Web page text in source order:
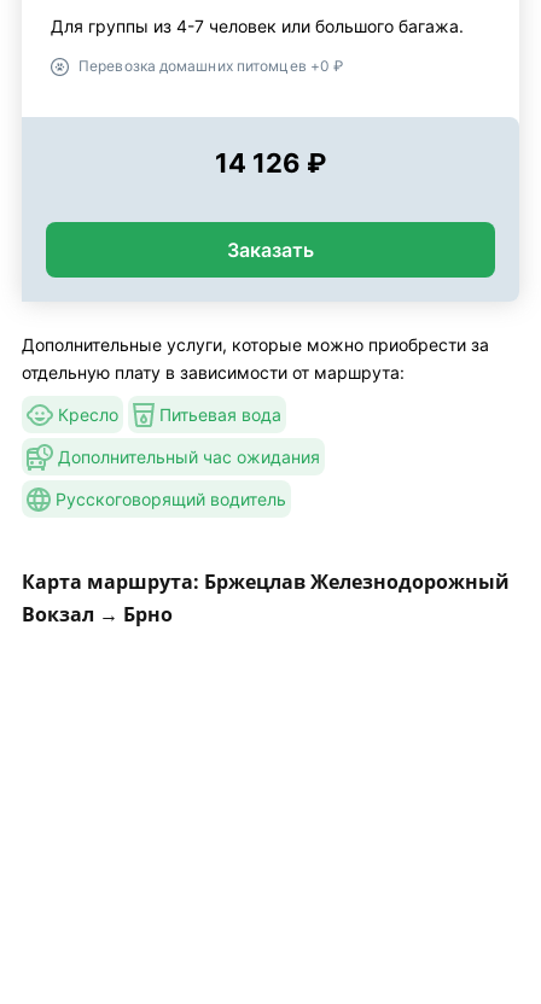
Для группы из 4-7 человек или большого багажа.
Перевозка домашних питомцев +0 ₽
14 126 ₽
Заказать
Дополнительные услуги, которые можно приобрести за
отдельную плату в зависимости от маршрута:
Кресло Питьевая вода
Дополнительный час ожидания
Русскоговорящий водитель
Карта маршрута: Бржецлав Железнодорожный
Вокзал → Брно